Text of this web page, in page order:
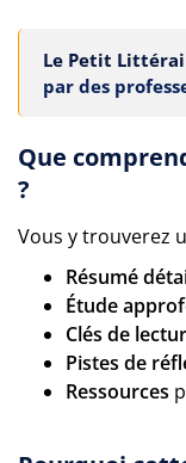
Le Petit
par des
Que
?
Vous y trouverez
Résumé
Étude
Clés de
Pistes de
Ressources